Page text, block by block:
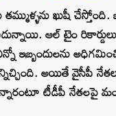
తమ్ముళ్ళను ఖుషీ
ఆల్ టైం
ఇబ్బందులను
అయితే వైసీపీ
టీడీపీ నేతలపై